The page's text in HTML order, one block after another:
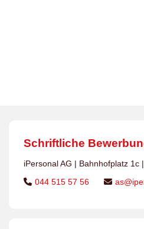
Schriftliche
iPersonal AG | Bahnhofplatz 1c
044 515 57 56